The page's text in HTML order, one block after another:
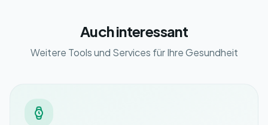
Auch interessant
Weitere Tools und Services für Ihre Gesundheit